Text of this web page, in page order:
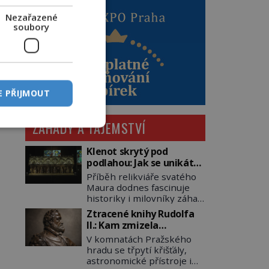
ZÁHADY A TAJEMSTVÍ
Klenot skrytý pod
podlahou: Jak se unikátní
románský poklad dostal
do zapadlého Bečova?
Příběh relikviáře svatého
Maura dodnes fascinuje
historiky i milovníky záhad
po celém světě. Tato
románská zlatnická
památka ze 13. století je
po českých korunovačních
klenotech druhým
nejcennějším movitým
Ztracené knihy Rudolfa
II.: Kam zmizela
nejzáhadnější knihovna
Evropy?
V komnatách Pražského
hradu se třpytí křišťály,
astronomické přístroje i
Nezařazené
soubory
PŘIJMOUT